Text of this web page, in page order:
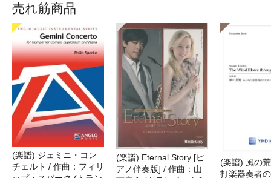
売れ筋商品
(楽譜) ジェミニ・コン
チェルト / 作曲：フィリ
(楽譜) Eternal Story [ピ
アノ伴奏版] / 作曲：山
(楽譜) 風の
打楽器奏者